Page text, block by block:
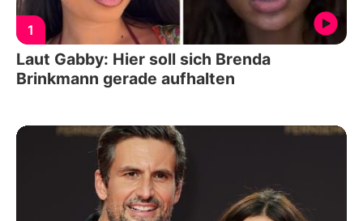
1
Laut Gabby: Hier soll sich Brenda
Brinkmann gerade aufhalten